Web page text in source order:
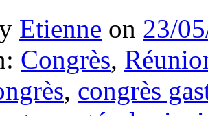
Etienne on 23/
Congrès,
, congrès